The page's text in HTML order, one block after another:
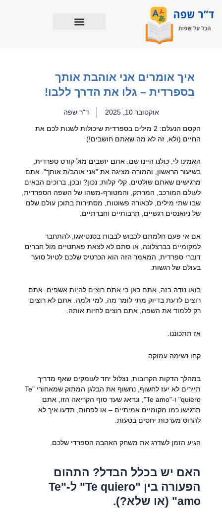
לתוכן
איך אומרים אני אוהבת אותך
בספרדית – גלו את הדרך ללבו!
אוקטובר 10, 2025 ד"ר שפה
הקסם הנעלם: 2 מילים בספרדית שיכולות לשנות לכם את
החיים (ולא, זה לא מה שאתם חושבים!)
האמינו לי, כולנו היינו שם. אתם יושבים מול קורס ספרדית,
בשיעור הראשון, והמורה מציגה את "אני אוהב/ת אותך". אתם
מרגישים שאתם שולטים. קלי קלות, נכון? ובכן, ברוכים הבאים
לעולם המורכב, המרתק, והמטורף-משהו של השפה הספרדית,
שבו שתי מילים, לכאורה פשוטות, מסתירות בתוכן עולם שלם
של ניואנסים רגשיים, תרבותיים וחברתיים.
אם אי פעם חלמתם לכבוש לבבות בסנטיאגו, להתחבר
למקומיים בברצלונה, או סתם לא לצאת פאתטיים מול חברים
דוברי ספרדית, המאמר הזה הוא הכרטיס שלכם לטיול סוער
בעולם של רגשות.
בואו נודה בזה, אתם כאן כי אתם רוצים להיות אשפים. אתם
רוצים לדעת בדיוק מתי לומר מה, למי ולמה. אתם לא רוצים
רק ללמוד את השפה, אתם רוצים לחיות אותה.
אז תתכוננו.
קחו נשימה עמוקה.
במהלך הדקות הקרובות, נצלול יחד לעומקים שאף מדריך
תיירים לא יעז לחשוף, נחשוף את הבלגן המתוק שמאחורי "Te
quiero" ו-"Te amo", ונדאג שעד סוף הקריאה הזו, אתם
תרגישו כמו מקומיים אמיתיים – או לפחות, תדעו איך לא
להרוס מערכות יחסים בטעות.
הגיע הזמן לשדרג את משחק האהבה הספרדי שלכם.
האם יש בכלל הבדל? התהום
הפעורה בין "Te quiero" ל-"Te
amo" (או שלא?).